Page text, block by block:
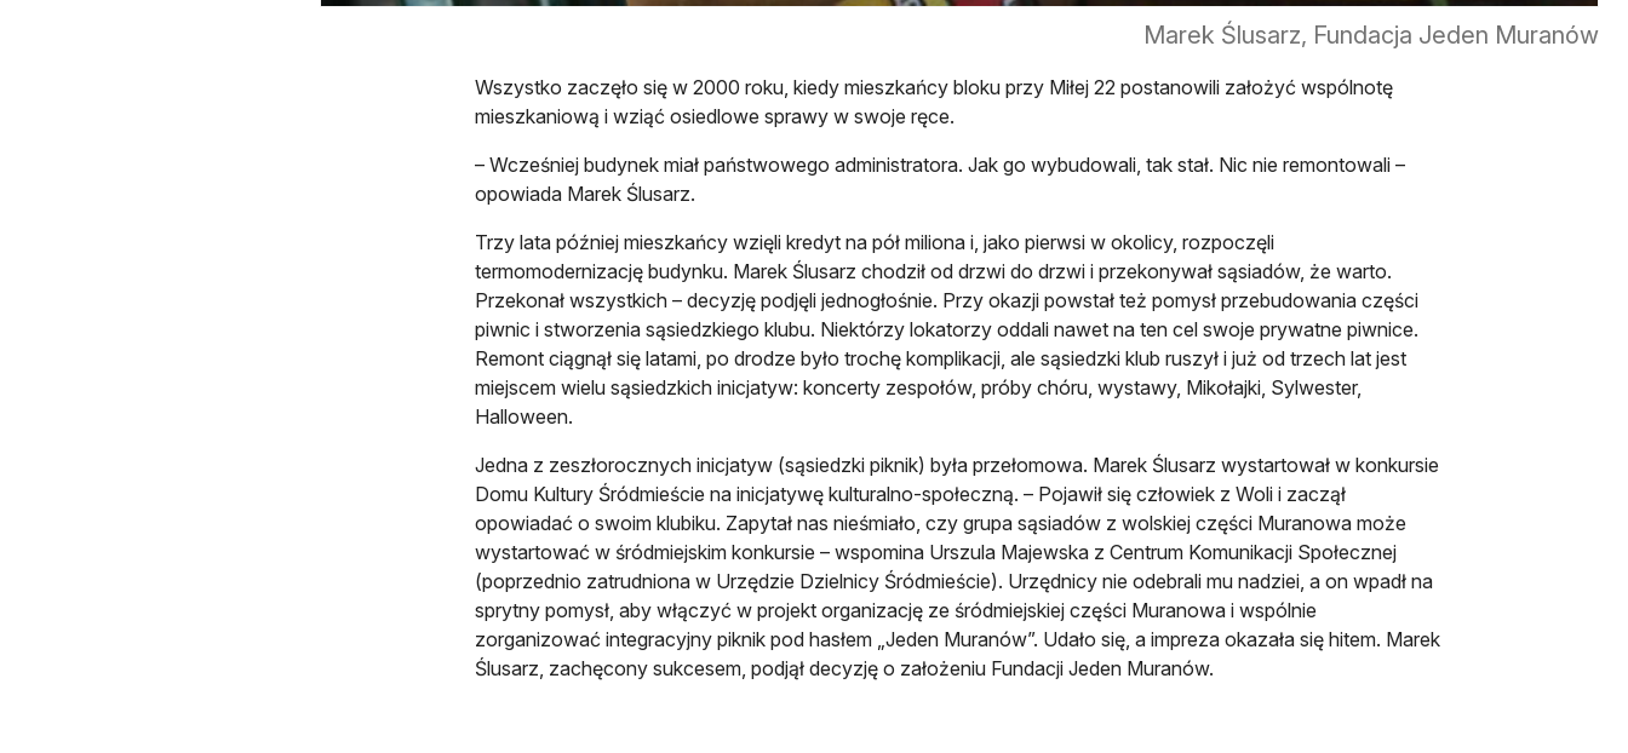
Marek Ślusarz, Fundacja Jeden Muranów
Wszystko zaczęło się w 2000 roku, kiedy mieszkańcy bloku przy Miłej 22 postanowili założyć wspólnotę
mieszkaniową i wziąć osiedlowe sprawy w swoje ręce.
– Wcześniej budynek miał państwowego administratora. Jak go wybudowali, tak stał. Nic nie remontowali –
opowiada Marek Ślusarz.
Trzy lata później mieszkańcy wzięli kredyt na pół miliona i, jako pierwsi w okolicy, rozpoczęli
termomodernizację budynku. Marek Ślusarz chodził od drzwi do drzwi i przekonywał sąsiadów, że warto.
Przekonał wszystkich – decyzję podjęli jednogłośnie. Przy okazji powstał też pomysł przebudowania części
piwnic i stworzenia sąsiedzkiego klubu. Niektórzy lokatorzy oddali nawet na ten cel swoje prywatne piwnice.
Remont ciągnął się latami, po drodze było trochę komplikacji, ale sąsiedzki klub ruszył i już od trzech lat jest
miejscem wielu sąsiedzkich inicjatyw: koncerty zespołów, próby chóru, wystawy, Mikołajki, Sylwester,
Halloween.
Jedna z zeszłorocznych inicjatyw (sąsiedzki piknik) była przełomowa. Marek Ślusarz wystartował w konkursie
Domu Kultury Śródmieście na inicjatywę kulturalno-społeczną. – Pojawił się człowiek z Woli i zaczął
opowiadać o swoim klubiku. Zapytał nas nieśmiało, czy grupa sąsiadów z wolskiej części Muranowa może
wystartować w śródmiejskim konkursie – wspomina Urszula Majewska z Centrum Komunikacji Społecznej
(poprzednio zatrudniona w Urzędzie Dzielnicy Śródmieście). Urzędnicy nie odebrali mu nadziei, a on wpadł na
sprytny pomysł, aby włączyć w projekt organizację ze śródmiejskiej części Muranowa i wspólnie
zorganizować integracyjny piknik pod hasłem „Jeden Muranów”. Udało się, a impreza okazała się hitem. Marek
Ślusarz, zachęcony sukcesem, podjął decyzję o założeniu Fundacji Jeden Muranów.